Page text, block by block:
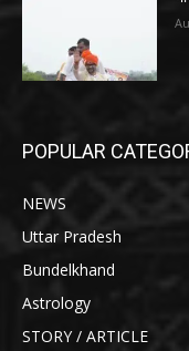
POPULAR
NEWS
Uttar Pradesh
Bundelkhand
Astrology
STORY / ARTICLE